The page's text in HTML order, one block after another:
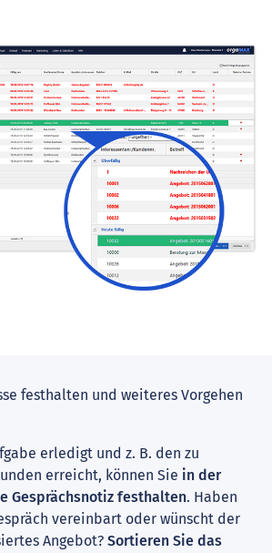
festhalten und weiteres Vorgehen
erledigt und z. B. den zu
erreicht, können Sie in der
Gesprächsnotiz festhalten. Haben
vereinbart oder wünscht der
Angebot? Sortieren Sie das